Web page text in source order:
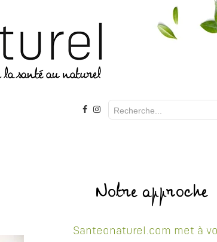
Notre approche
Santeonaturel.com met à